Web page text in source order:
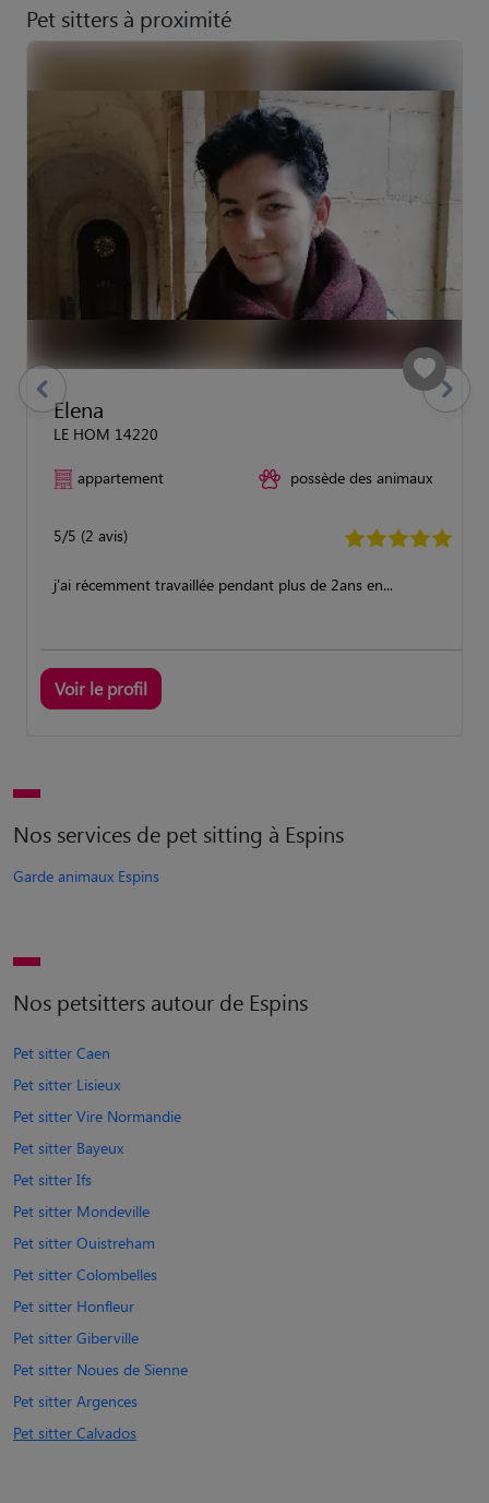
Pet sitters à proximité
Elena
LE HOM 14220
appartement possède des animaux
5/5 (2 avis)
j'ai récemment travaillée pendant plus de 2ans en...
Voir le profil
previous Suivant
Nos services de pet sitting à Espins
Garde animaux Espins
Nos petsitters autour de Espins
Pet sitter Caen
Pet sitter Lisieux
Pet sitter Vire Normandie
Pet sitter Bayeux
Pet sitter Ifs
Pet sitter Mondeville
Pet sitter Ouistreham
Pet sitter Colombelles
Pet sitter Honfleur
Pet sitter Giberville
Pet sitter Noues de Sienne
Pet sitter Argences
Pet sitter Calvados